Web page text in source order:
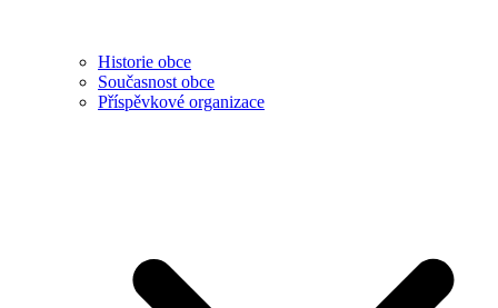
Historie obce
Současnost obce
Příspěvkové organizace